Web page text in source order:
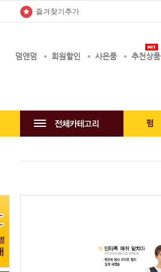
즐겨찾기추가
덤앤덤 회원할인 사은품 추천상품